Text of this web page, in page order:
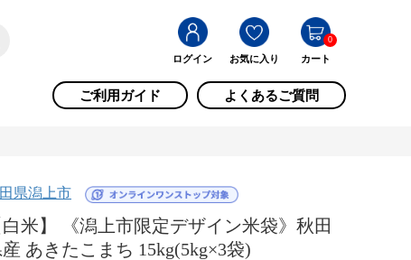
ログイン お気に入り カート
0
ご利用ガイド よくあるご質問
県潟上市
白米】 《潟上市限定デザイン米袋》秋田
産 あきたこまち 15kg(5kg×3袋)